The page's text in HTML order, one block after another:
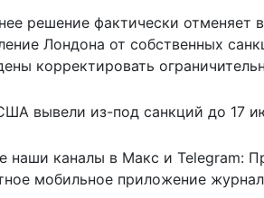
решение фактически отменяет
Лондона от собственных
корректировать
вывели из-под санкций до 17
наши каналы в Макс и Telegram:
мобильное приложение